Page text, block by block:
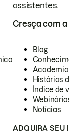
assistentes.
Cresça com a
Blog
Academia
Histórias
Índice de
Notícias
ADQUIRA SEU